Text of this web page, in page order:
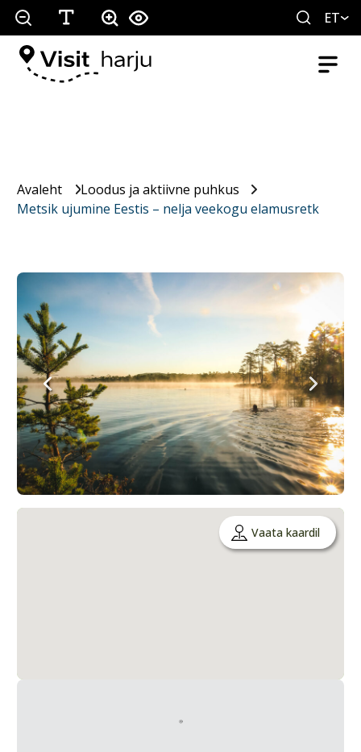
ET
Avaleht
Loodus ja aktiivne puhkus
Metsik ujumine Eestis – nelja veekogu elamusretk
Vaata kaardil